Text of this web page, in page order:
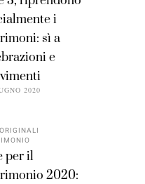
i
sì a
e
2020
per il
2020: